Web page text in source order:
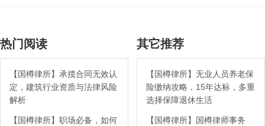
热门阅读
【国樽律所】承揽合同无效认
定，建筑行业资质与法律风险
解析
【国樽律所】职场必备，如何
其它推荐
【国樽律所】无业人员养老保
险缴纳攻略，15年达标，多重
选择保障退休生活
【国樽律所】国樽律师事务